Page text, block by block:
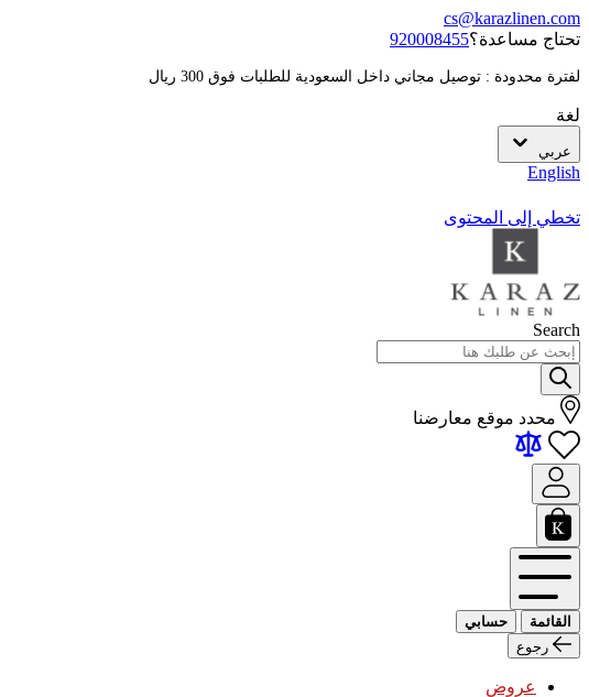
cs@karazlinen.com
تحتاج مساعدة؟920008455
لفترة محدودة : توصيل مجاني داخل السعودية للطلبات فوق 300 ريال
لغة
عربي
English
تخطي إلى المحتوى
Search
محدد موقع معارضنا
القائمة
حسابي
رجوع
عروض